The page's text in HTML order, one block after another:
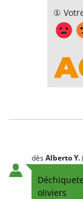
①
dèsAlbertoY.
oliviers